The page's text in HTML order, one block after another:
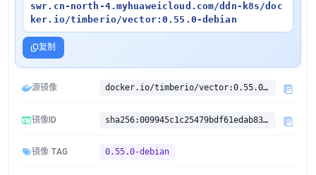
swr.cn-north-4.myhuaweicloud.com/ddn-k8s/doc
ker.io/timberio/vector:0.55.0-debian
复制
源镜像 docker.io/timberio/vector:0.55.0-debian
镜像ID sha256:009945c1c25479bdf61edab834fc06de2caff56cf3a9ef3f4a5181287f0e49e7
镜像 TAG 0.55.0-debian